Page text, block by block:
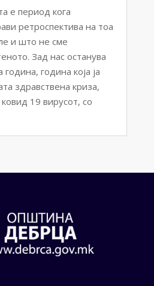
е период кога
ретроспектива на тоа
и што не сме
Зад нас останува
година која ја
здравствена криза,
19 вирусот, со